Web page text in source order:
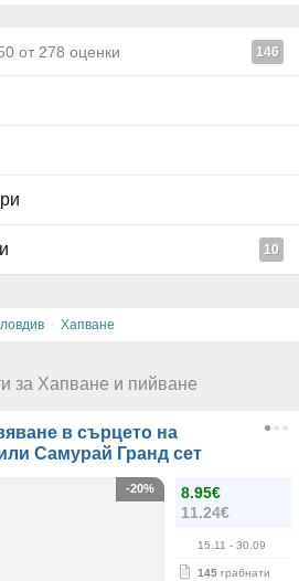
от 278 оценки 146
10
· Хапване
за Хапване и пийване
в сърцето на
Самурай Гранд сет
8.95€
11.24€
15.11 - 30.09
145 грабнати
-20%